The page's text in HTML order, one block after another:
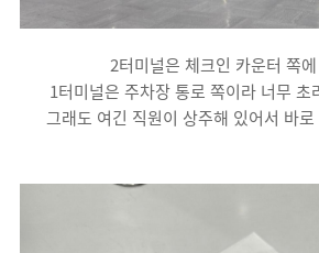
2터미널은 체크인 카운터 쪽
1터미널은 주차장 통로 쪽이라 너무 초
그래도 여긴 직원이 상주해 있어서 바